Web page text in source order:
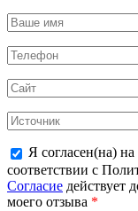
Я согласен(на)
соответствии с
Согласие действует
моего отзыва *